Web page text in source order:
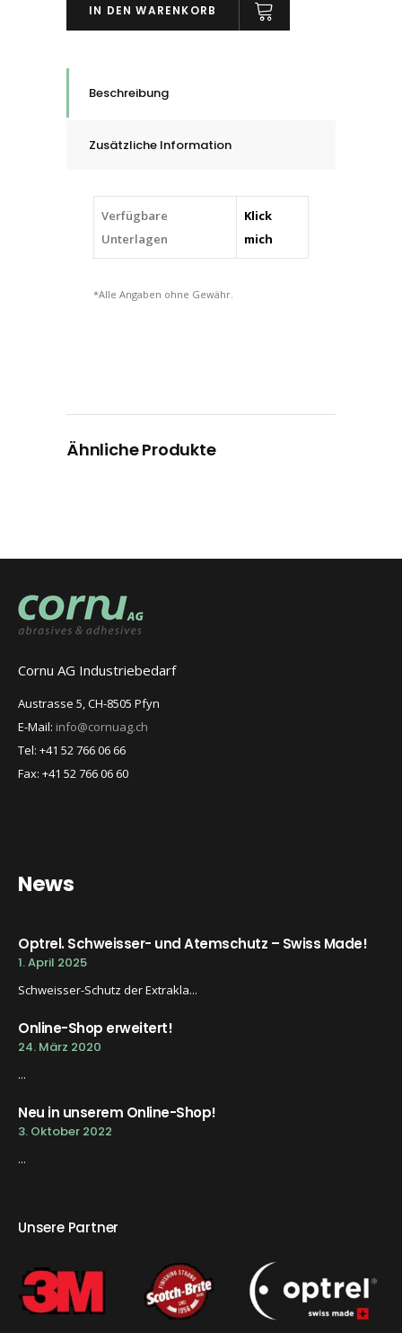
Spitzbogenform
quantity
IN DEN WARENKORB
Beschreibung
Zusätzliche Information
Verfügbare
Unterlagen
Klick
mich
*Alle Angaben ohne Gewähr.
Ähnliche Produkte
Cornu AG Industriebedarf
Austrasse 5, CH-8505 Pfyn
E-Mail: info@cornuag.ch
Tel: +41 52 766 06 66
Fax: +41 52 766 06 60
News
Optrel. Schweisser- und Atemschutz – Swiss Made!
1. April 2025
Schweisser-Schutz der Extrakla...
Online-Shop erweitert!
24. März 2020
...
Neu in unserem Online-Shop!
3. Oktober 2022
...
Unsere Partner